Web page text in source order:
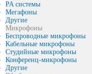
PA системы
Мегафоны
Другие
Микрофоны
Беспроводные микрофоны
Кабельные микрофоны
Студийные микрофоны
Конференц-микрофоны
Другие